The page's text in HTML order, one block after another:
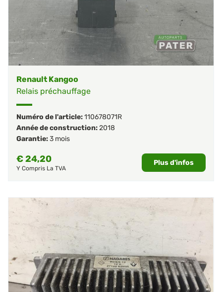
Renault Kangoo
Relais préchauffage
Numéro de l'article:110678071R
Année de construction:2018
Garantie:3 mois
€24,20
Y Compris La TVA
Plus d'infos